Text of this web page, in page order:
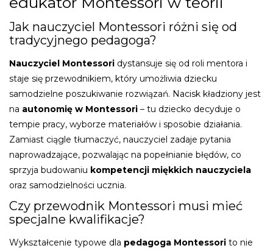
Jak nauczyciel Montessori różni się od
tradycyjnego pedagoga?
Nauczyciel Montessori dystansuje się od roli mentora i
staje się przewodnikiem, który umożliwia dziecku
samodzielne poszukiwanie rozwiązań. Nacisk kładziony jest
na autonomię w Montessori – tu dziecko decyduje o
tempie pracy, wyborze materiałów i sposobie działania.
Zamiast ciągle tłumaczyć, nauczyciel zadaje pytania
naprowadzające, pozwalając na popełnianie błędów, co
sprzyja budowaniu kompetencji miękkich nauczyciela
oraz samodzielności ucznia.
Czy przewodnik Montessori musi mieć
specjalne kwalifikacje?
Wykształcenie typowe dla pedagoga Montessori to nie